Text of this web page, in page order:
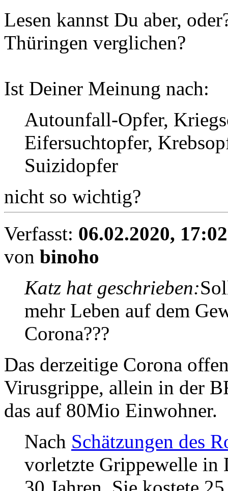
Lesen kannst Du aber,
Thüringen verglichen?
Ist Deiner Meinung nach:
Autounfall-Opfer,
Eifersuchtopfer,
Suizidopfer
nicht so wichtig?
Verfasst: 06.02.2020, 17:02
von binoho
Katz hat geschrieben:
mehr Leben auf dem
Corona???
Das derzeitige Corona
Virusgrippe, allein in der
das auf 80Mio Einwohner.
Nach Schätzungen des
vorletzte Grippewelle in